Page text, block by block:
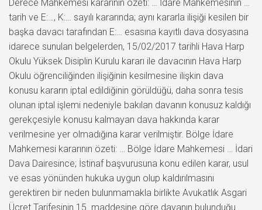
Derece Mahkemesi kararının özeti: … İdare Mahkemesinin …
tarih ve E:…, K:… sayılı kararında; aynı kararla ilişiği kesilen bir
başka davacı tarafından E:… esasına kayıtlı dava dosyasına
idarece sunulan belgelerden, 15/02/2017 tarihli Hava Harp
Okulu Yüksek Disiplin Kurulu kararı ile davacının Hava Harp
Okulu öğrenciliğinden ilişiğinin kesilmesine ilişkin dava
konusu kararın iptal edildiğinin görüldüğü, daha sonra tesis
olunan iptal işlemi nedeniyle bakılan davanın konusuz kaldığı
gerekçesiyle konusu kalmayan dava hakkında karar
verilmesine yer olmadığına karar verilmiştir. Bölge İdare
Mahkemesi kararının özeti: … Bölge İdare Mahkemesi … İdari
Dava Dairesince; İstinaf başvurusuna konu edilen karar, usul
ve esas yönünden hukuka uygun olup kaldırılmasını
gerektiren bir neden bulunmamakla birlikte Avukatlık Asgari
Ücret Tarifesinin 15. maddesine göre davanın bulunduğu